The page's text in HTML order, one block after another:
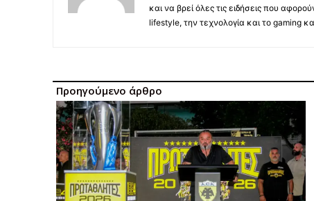
και να βρεί όλες τις ειδήσεις που
lifestyle, την τεχνολογία και το gaming
Προηγούμενο άρθρο